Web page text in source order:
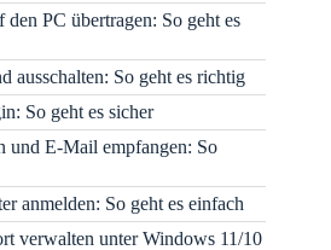
PC übertragen: So geht es
ausschalten: So geht es richtig
So geht es sicher
und E-Mail empfangen: So
anmelden: So geht es einfach
verwalten unter Windows 11/10